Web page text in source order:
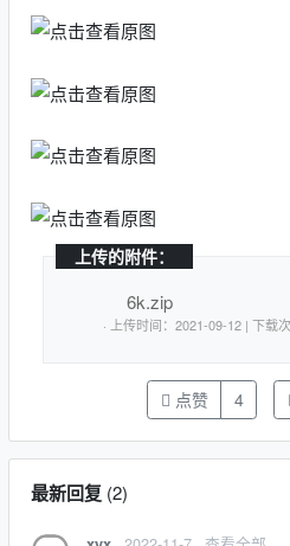
上传的附件：
6k.zip
· 上传时间
点赞 4
最新回复(2)